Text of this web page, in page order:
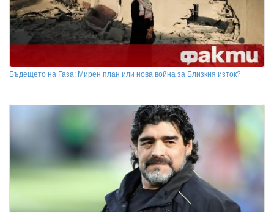
Бъдещето на Газа: Мирен план или нова война за Близкия изток?